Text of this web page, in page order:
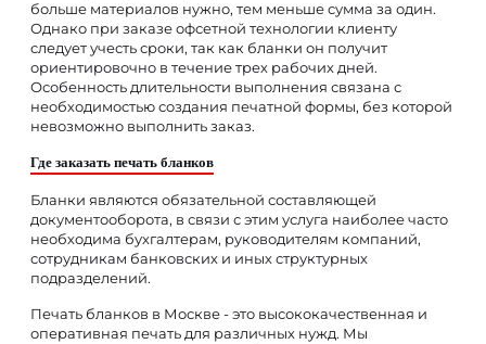
больше материалов нужно, тем меньше сумма за один.
Однако при заказе офсетной технологии клиенту
следует учесть сроки, так как бланки он получит
ориентировочно в течение трех рабочих дней.
Особенность длительности выполнения связана с
необходимостью создания печатной формы, без которой
невозможно выполнить заказ.
Где заказать печать бланков
Бланки являются обязательной составляющей
документооборота, в связи с этим услуга наиболее часто
необходима бухгалтерам, руководителям компаний,
сотрудникам банковских и иных структурных
подразделений.
Печать бланков в Москве - это высококачественная и
оперативная печать для различных нужд. Мы